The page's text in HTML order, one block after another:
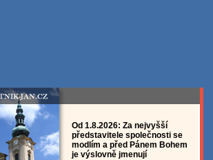
Od 1.8.2026: Za nejvyšší
představitele společnosti se
modlím a před Pánem Bohem
je výslovně jmenují